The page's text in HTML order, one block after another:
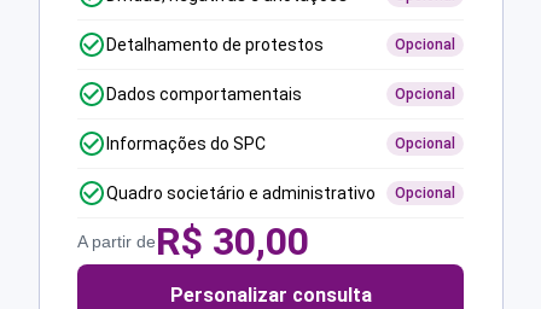
Detalhamento de protestos Opcional
Dados comportamentais Opcional
Informações do SPC Opcional
Quadro societário e administrativo Opcional
A partir deR$ 30,00
Personalizar consulta